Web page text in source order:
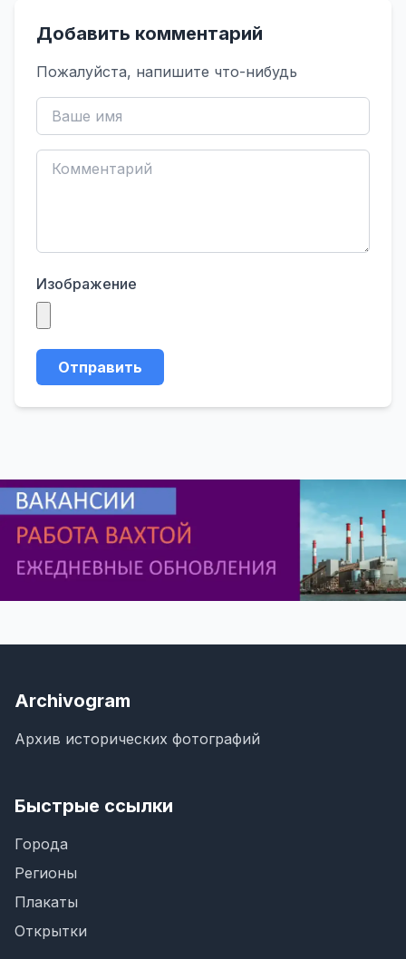
Добавить комментарий
Пожалуйста, напишите что-нибудь
Изображение
Отправить
Archivogram
Архив исторических фотографий
Быстрые ссылки
Города
Регионы
Плакаты
Открытки